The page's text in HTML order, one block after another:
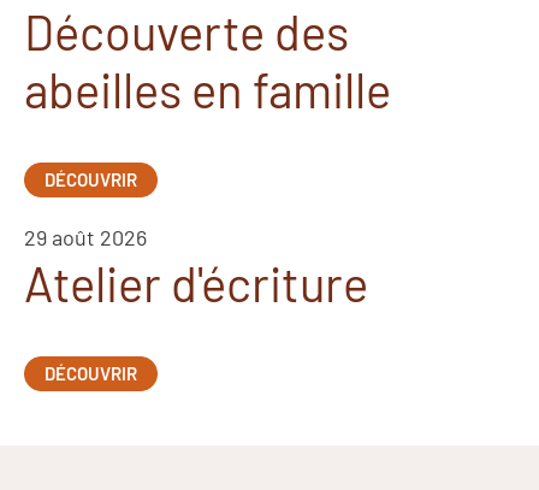
Découverte des
abeilles en famille
DÉCOUVRIR
29 août 2026
Atelier d'écriture
DÉCOUVRIR